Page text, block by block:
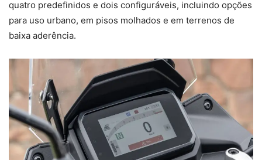
quatro predefinidos e dois configuráveis, incluindo opções
para uso urbano, em pisos molhados e em terrenos de
baixa aderência.